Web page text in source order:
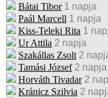
Bátai Tibor 1 napja
Paál Marcell 1 napja
Kiss-Teleki Rita 1
Ur Attila 2 napja
Szakállas Zsolt 2
Tamási József 2 napja
Horváth Tivadar 2
Kránicz Szilvia 2